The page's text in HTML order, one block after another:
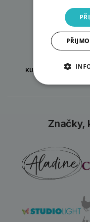
KURZY PRO TVOŘIVÉ
Značky,